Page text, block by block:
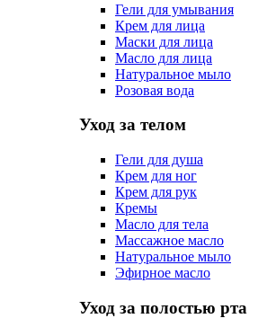
Гели для умывания
Крем для лица
Маски для лица
Масло для лица
Натуральное мыло
Розовая вода
Уход за телом
Гели для душа
Крем для ног
Крем для рук
Кремы
Масло для тела
Массажное масло
Натуральное мыло
Эфирное масло
Уход за полостью рта